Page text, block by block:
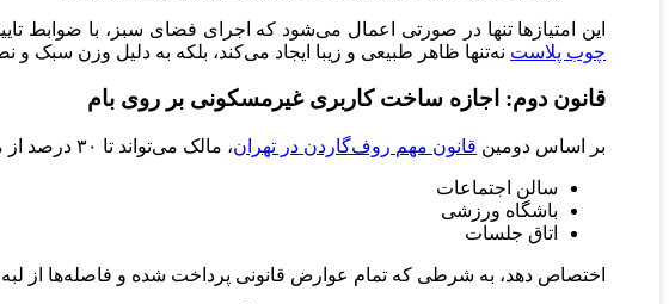
این امتیازها تنها در صورتی اعمال می‌شود که اجرای فضای سبز، با ضوابط
چوب پلاست نه‌تنها ظاهر طبیعی و زیبا ایجاد می‌کند، بلکه به دلیل وزن سبک
قانون دوم: اجازه ساخت کاربری غیرمسکونی بر روی بام
بر اساس دومین قانون مهم روف‌گاردن در تهران، مالک می‌تواند تا ۳۰ درصد از مساحت مفید بام را به ساخت فضاهای عمومی غیرمسکونی مانند:
سالن اجتماعات
باشگاه ورزشی
اتاق جلسات
اختصاص دهد، به شرطی که تمام عوارض قانونی پرداخت شده و فاصله‌ها از